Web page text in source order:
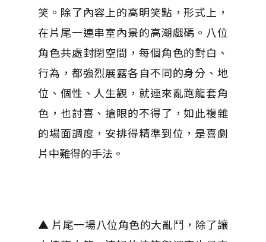
笑。除了內容上的高明笑點，形式上，
在片尾一連串室內景的高潮戲碼。八位
角色共處封閉空間，每個角色的對白、
行為，都強烈展露各自不同的身分、地
位、個性、人生觀，就連來亂跑龍套角
色，也討喜、搶眼的不得了，如此複雜
的場面調度，安排得精準到位，是喜劇
片中難得的手法。
▲ 片尾一場八位角色的大亂鬥，除了讓